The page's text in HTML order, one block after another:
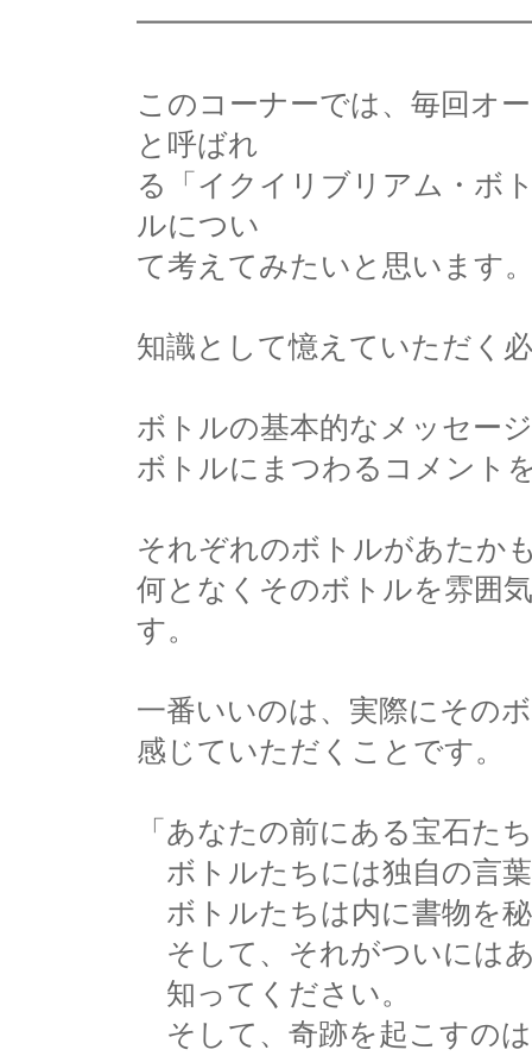
このコーナーでは、毎回オ
と呼ばれ
る「イクイリブリアム・ボ
ルについ
て考えてみたいと思います
知識として憶えていただく
ボトルの基本的なメッセー
ボトルにまつわるコメント
それぞれのボトルがあたか
何となくそのボトルを雰囲
す。
一番いいのは、実際にその
感じていただくことです。
「あなたの前にある宝石た
ボトルたちには独自の言
ボトルたちは内に書物を
そして、それがついには
知ってください。
そして、奇跡を起こすの